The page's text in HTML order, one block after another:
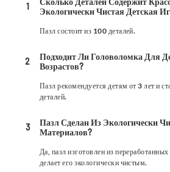
1
Экологически Чистая Детская
Пазл состоит из 100 деталей.
2
Подходит Ли Головоломка Для
Возрастов?
Пазл рекомендуется детям от 3 лет и
деталей.
3
Пазл Сделан Из Экологически
Материалов?
Да, пазл изготовлен из
делает его экологически чистым.